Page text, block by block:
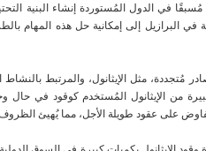
في الدول المُستوردة إنشاء البنية
البرازيل إلى إمكانية حل هذه المهام
مُتجددة، مثل الإيثانول، والمرتبط
من الإيثانول المُستخدم كوقود في حال
على عقود طويلة الأجل، مما يُهيئ الظروف